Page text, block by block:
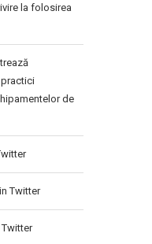
la folosirea
practici
de
Twitter
Twitter